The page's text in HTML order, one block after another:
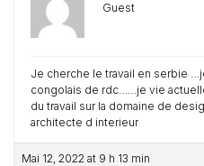
Guest
Je cherche le travail en serbie
congolais de rdc……je vie
du travail sur la domaine de
architecte d interieur
Mai 12, 2022 at 9 h 13 min